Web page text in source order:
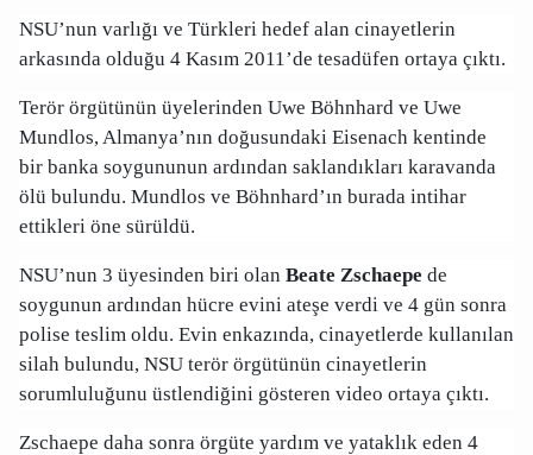
NSU’nun varlığı ve Türkleri hedef alan cinayetlerin
arkasında olduğu 4 Kasım 2011’de tesadüfen ortaya çıktı.
Terör örgütünün üyelerinden Uwe Böhnhard ve Uwe
Mundlos, Almanya’nın doğusundaki Eisenach kentinde
bir banka soygununun ardından saklandıkları karavanda
ölü bulundu. Mundlos ve Böhnhard’ın burada intihar
ettikleri öne sürüldü.
NSU’nun 3 üyesinden biri olan Beate Zschaepe de
soygunun ardından hücre evini ateşe verdi ve 4 gün sonra
polise teslim oldu. Evin enkazında, cinayetlerde kullanılan
silah bulundu, NSU terör örgütünün cinayetlerin
sorumluluğunu üstlendiğini gösteren video ortaya çıktı.
Zschaepe daha sonra örgüte yardım ve yataklık eden 4